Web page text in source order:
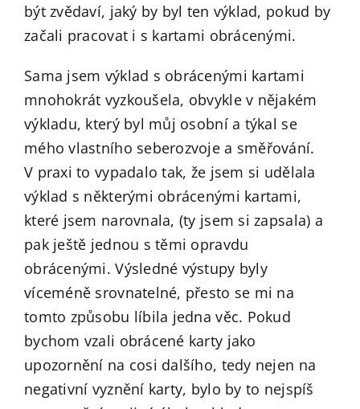
být zvědaví, jaký by byl ten výklad, pokud by
začali pracovat i s kartami obrácenými.
Sama jsem výklad s obrácenými kartami
mnohokrát vyzkoušela, obvykle v nějakém
výkladu, který byl můj osobní a týkal se
mého vlastního seberozvoje a směřování.
V praxi to vypadalo tak, že jsem si udělala
výklad s některými obrácenými kartami,
které jsem narovnala, (ty jsem si zapsala) a
pak ještě jednou s těmi opravdu
obrácenými. Výsledné výstupy byly
víceméně srovnatelné, přesto se mi na
tomto způsobu líbila jedna věc. Pokud
bychom vzali obrácené karty jako
upozornění na cosi dalšího, tedy nejen na
negativní vyznění karty, bylo by to nejspíš